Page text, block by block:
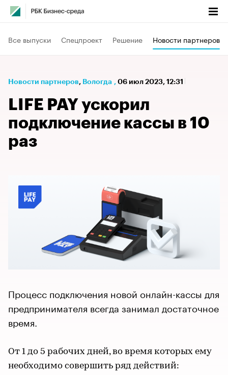
Все выпуски Спецпроект Решение Новости партнеров
Новости партнеров⁠, Вологда , 06 июл 2023, 12:31
LIFE PAY ускорил
подключение кассы в 10
раз
Процесс подключения новой онлайн-кассы для
предпринимателя всегда занимал достаточное
время.
От 1 до 5 рабочих дней, во время которых ему
необходимо совершить ряд действий: